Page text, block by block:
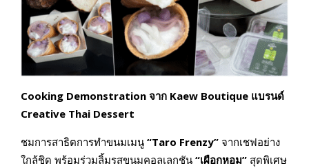
Cooking Demonstration จาก Kaew Boutique แบรนด์
Creative Thai Dessert
ชมการสาธิตการทำขนมเมนู “Taro Frenzy” จากเชฟอย่าง
ใกล้ชิด พร้อมร่วมลิ้มรสขนมคอลเลกชัน “เผือกหอม” สุดพิเศษ